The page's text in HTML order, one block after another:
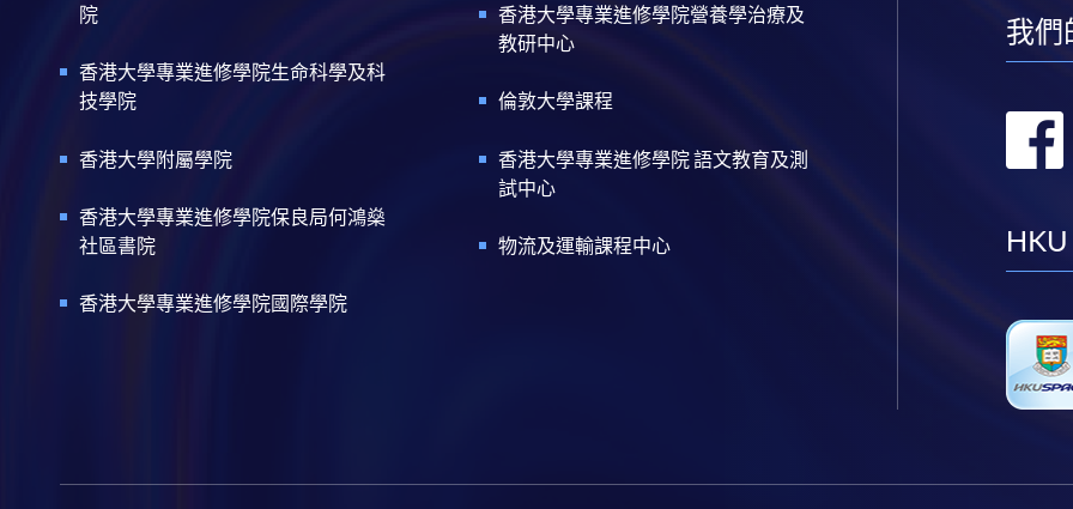
院
香港大學專業進修學院生命科學及科
技學院
香港大學附屬學院
香港大學專業進修學院保良局何鴻燊
社區書院
香港大學專業進修學院國際學院
香港大學專業進修學院營養學治療及
教研中心
倫敦大學課程
香港大學專業進修學院 語文教育及測
試中心
物流及運輸課程中心
我們
HKU